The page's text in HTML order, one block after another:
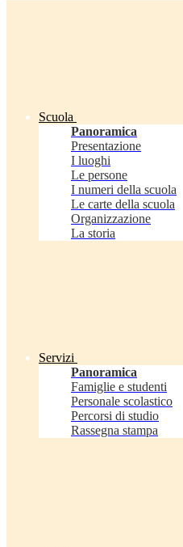
Scuola
Panoramica
Presentazione
I luoghi
Le persone
I numeri della scuola
Le carte della scuola
Organizzazione
La storia
Servizi
Panoramica
Famiglie e studenti
Personale scolastico
Percorsi di studio
Rassegna stampa